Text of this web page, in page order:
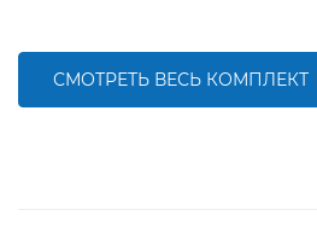
СМОТРЕТЬ ВЕСЬ КОМПЛЕКТ